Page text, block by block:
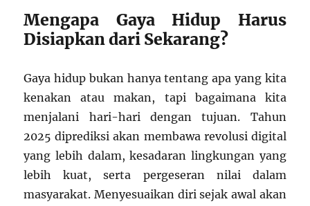
Mengapa Gaya Hidup Harus
Disiapkan dari Sekarang?
Gaya hidup bukan hanya tentang apa yang kita
kenakan atau makan, tapi bagaimana kita
menjalani hari-hari dengan tujuan. Tahun
2025 diprediksi akan membawa revolusi digital
yang lebih dalam, kesadaran lingkungan yang
lebih kuat, serta pergeseran nilai dalam
masyarakat. Menyesuaikan diri sejak awal akan